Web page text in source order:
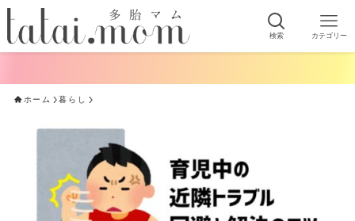
検索 カテゴリー
ホーム 暮らし